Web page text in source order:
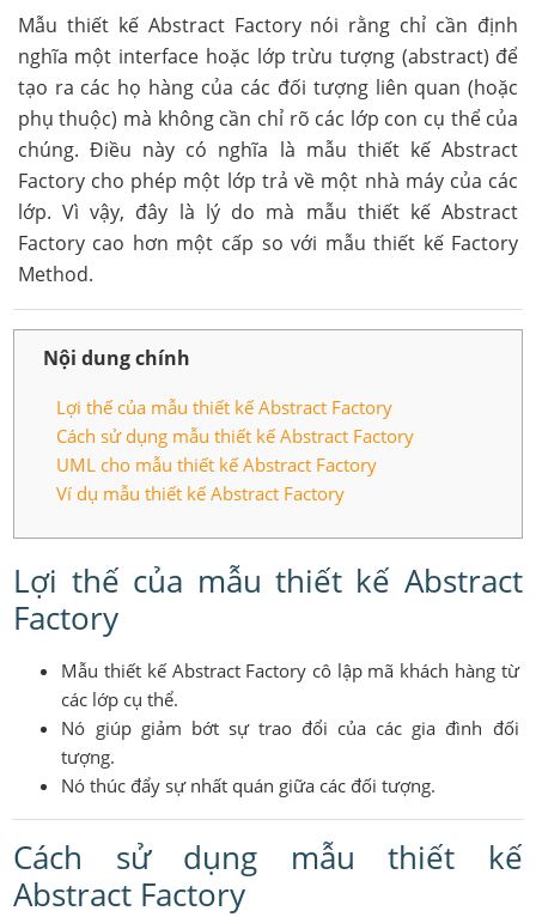
Mẫu thiết kế Abstract Factory nói rằng chỉ cần định
nghĩa một interface hoặc lớp trừu tượng (abstract) để
tạo ra các họ hàng của các đối tượng liên quan (hoặc
phụ thuộc) mà không cần chỉ rõ các lớp con cụ thể của
chúng. Điều này có nghĩa là mẫu thiết kế Abstract
Factory cho phép một lớp trả về một nhà máy của các
lớp. Vì vậy, đây là lý do mà mẫu thiết kế Abstract
Factory cao hơn một cấp so với mẫu thiết kế Factory
Method.
Nội dung chính
Lợi thế của mẫu thiết kế Abstract Factory
Cách sử dụng mẫu thiết kế Abstract Factory
UML cho mẫu thiết kế Abstract Factory
Ví dụ mẫu thiết kế Abstract Factory
Lợi thế của mẫu thiết kế Abstract
Factory
Mẫu thiết kế Abstract Factory cô lập mã khách hàng từ
các lớp cụ thể.
Nó giúp giảm bớt sự trao đổi của các gia đình đối
tượng.
Nó thúc đẩy sự nhất quán giữa các đối tượng.
Cách sử dụng mẫu thiết kế
Abstract Factory